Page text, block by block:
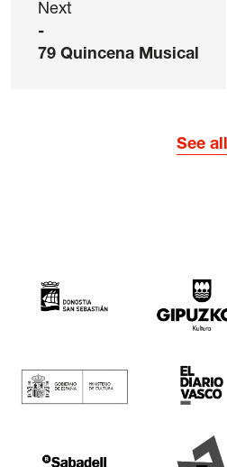
Next
-
79 Quincena Musical
See all